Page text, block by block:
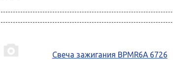
Свеча зажигания BPMR6A 6726